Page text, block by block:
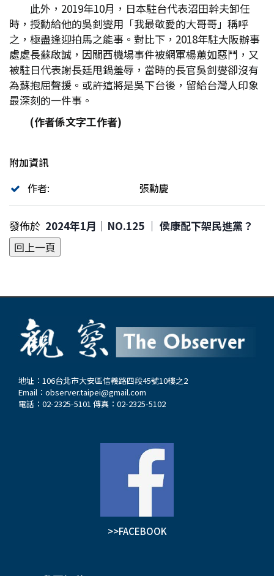
此外，2019年10月，日本駐台代表沼田幹夫卸任
時，授勳給他的吳釗燮用「我最敬愛的大哥哥」稱呼
之，極盡逢迎拍馬之能事。對比下，2018年駐大阪辦事
處處長蘇啟誠，因關西機場事件被網軍楊蕙如惡鬥，又
被駐日代表謝長廷甩鍋羞辱，當時的長官吳釗燮卻沒有
為蘇抱屈聲援。或許這將是吳下台後，留給台灣人印象
最深刻的一件事。
(作者係文字工作者)
附加資訊
作者:
張勳慶
發佈於 2024年1月｜NO.125 │ 侯康配下架民進黨？
地址：106台北市大安區信義路四段45號10樓之2
Email： observer.taipei@gmail.com
電話：02-2325-5101 傳真：02-2325-5102
>>FACEBOOK